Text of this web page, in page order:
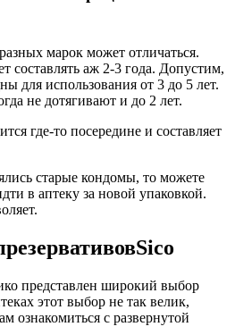
марок может отличаться.
составлять аж 2-3 года. Допустим,
для использования от 3 до 5 лет.
не дотягивают и до 2 лет.
где-то посередине и составляет
старые кондомы, то можете
в аптеку за новой упаковкой.
Sico
представлен широкий выбор
этот выбор не так велик,
ознакомиться с развернутой